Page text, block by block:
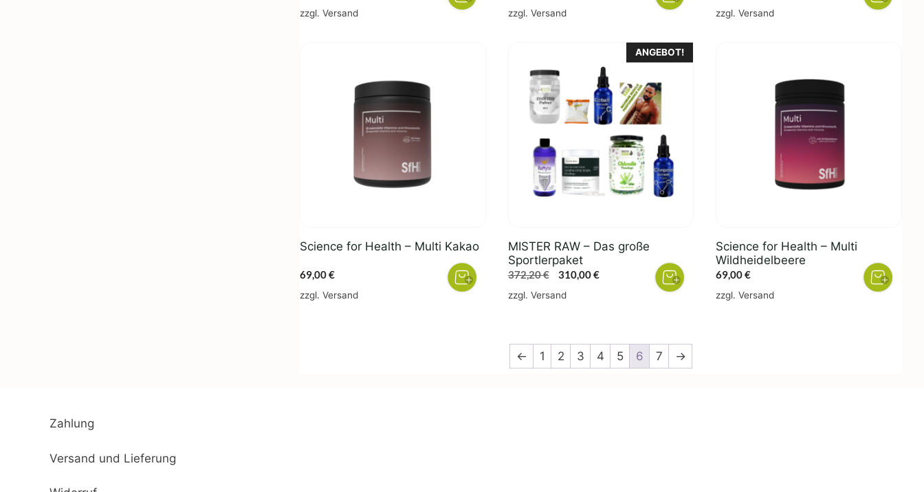
Preis
zzgl. Versand zzgl. Versand zzgl.Versand
Science for Health – Multi Kakao
69,00€
zzgl. Versand
ANGEBOT!
MISTER RAW – Das große
Sportlerpaket
372,20€
Ursprünglicher
Preis
310,00€Aktueller
zzgl. Versand
Science for Health – Multi
Wildheidelbeere
69,00€
zzgl.Versand
← 1 2 3 4 5 6 7 →
Zahlung
Versand und Lieferung